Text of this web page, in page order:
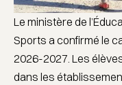
Le ministère de
Sports a confirmé le
2026-2027. Les
dans les